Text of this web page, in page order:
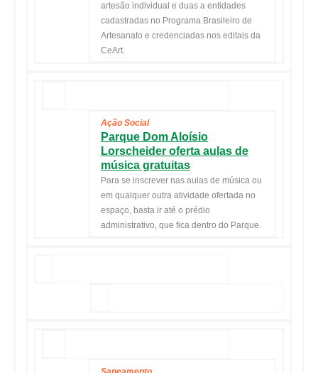
artesão individual e duas a entidades
cadastradas no Programa Brasileiro de
Artesanato e credenciadas nos editais da
CeArt.
Ação Social
Parque Dom Aloísio
Lorscheider oferta aulas de
música gratuitas
Para se inscrever nas aulas de música ou
em qualquer outra atividade ofertada no
espaço, basta ir até o prédio
administrativo, que fica dentro do Parque.